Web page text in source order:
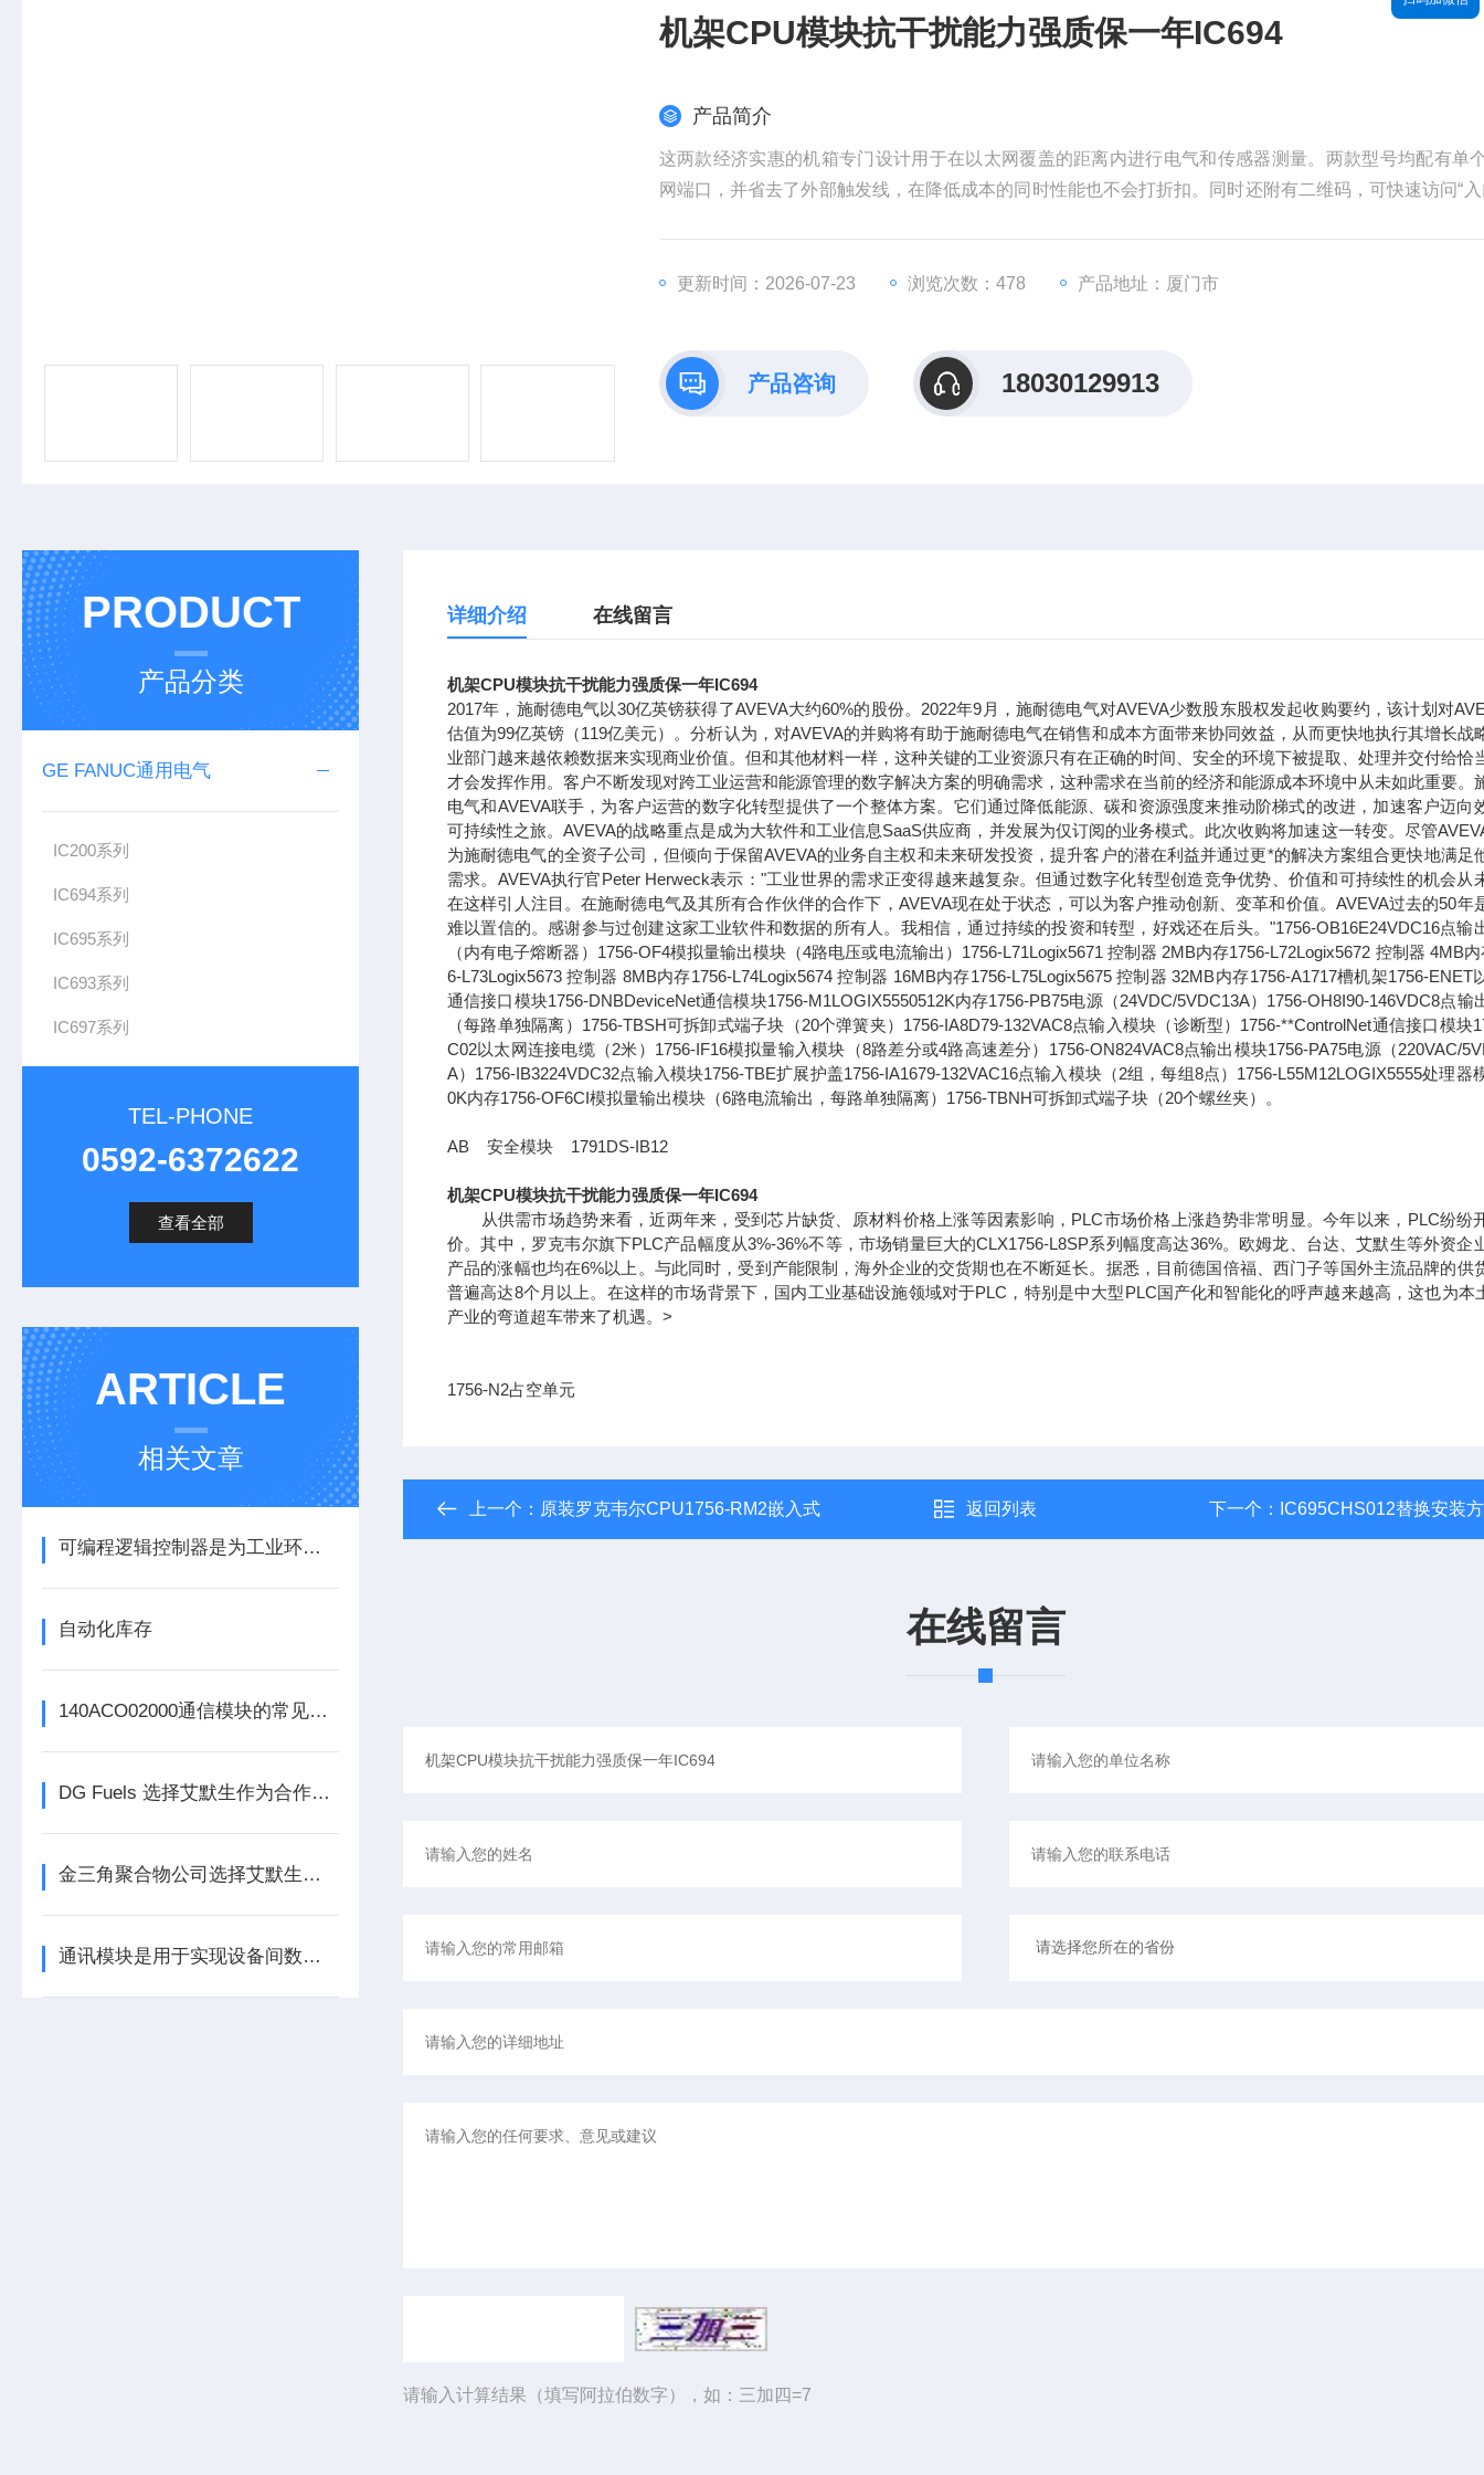
机架CPU模块抗干扰能力强质保一年IC694
产品简介
这两款经济实惠的机箱专门设计用于在以太网覆盖的距离内进行电气和传感器测量。两款型号均配有单
网端口，并省去了外部触发线，在降低成本的同时性能也不会打折扣。同时还附有二维码，可快速访问“
更新时间：2026-07-23
浏览次数：478 产品地址：厦门市
产品咨询 18030129913
PRODUCT
产品分类
GE FANUC通用电气
IC200系列
IC694系列
IC695系列
IC693系列
IC697系列
TEL-PHONE
0592-6372622
查看全部
ARTICLE
相关文章
可编程逻辑控制器是为工业环境设计的数字运算控制系统
自动化库存
140ACO02000通信模块的常见问题识别与应对方法分享
DG Fuels 选择艾默生作为合作伙伴，为可持续生物燃料的生产提供支持
金三角聚合物公司选择艾默生为其新建工厂提供设备数字自动化技术以及软件
通讯模块是用于实现设备间数据传输与通信的集成化硬件组件
详细介绍 在线留言
机架CPU模块抗干扰能力强质保一年IC694
2017年，施耐德电气以30亿英镑获得了AVEVA大约60%的股份。2022年9月，施耐德电气对AVEVA少数股东股权发起收购要约，该计划对
估值为99亿英镑（119亿美元）。分析认为，对AVEVA的并购将有助于施耐德电气在销售和成本方面带来协同效益，从而更快地执行其增长战
业部门越来越依赖数据来实现商业价值。但和其他材料一样，这种关键的工业资源只有在正确的时间、安全的环境下被提取、处理并交付给恰
才会发挥作用。客户不断发现对跨工业运营和能源管理的数字解决方案的明确需求，这种需求在当前的经济和能源成本环境中从未如此重要。
电气和AVEVA联手，为客户运营的数字化转型提供了一个整体方案。它们通过降低能源、碳和资源强度来推动阶梯式的改进，加速客户迈向
可持续性之旅。AVEVA的战略重点是成为大软件和工业信息SaaS供应商，并发展为仅订阅的业务模式。此次收购将加速这一转变。尽管
为施耐德电气的全资子公司，但倾向于保留AVEVA的业务自主权和未来研发投资，提升客户的潜在利益并通过更*的解决方案组合更快地满足
需求。AVEVA执行官Peter Herweck表示："工业世界的需求正变得越来越复杂。但通过数字化转型创造竞争优势、价值和可持续性的机会从
在这样引人注目。在施耐德电气及其所有合作伙伴的合作下，AVEVA现在处于状态，可以为客户推动创新、变革和价值。AVEVA过去的50年
难以置信的。感谢参与过创建这家工业软件和数据的所有人。我相信，通过持续的投资和转型，好戏还在后头。"1756-OB16E24VDC16点输
（内有电子熔断器）1756-OF4模拟量输出模块（4路电压或电流输出）1756-L71Logix5671 控制器 2MB内存1756-L72Logix5672 控制器 4MB
6-L73Logix5673 控制器 8MB内存1756-L74Logix5674 控制器 16MB内存1756-L75Logix5675 控制器 32MB内存1756-A1717槽机架1756-ENET
通信接口模块1756-DNBDeviceNet通信模块1756-M1LOGIX5550512K内存1756-PB75电源（24VDC/5VDC13A）1756-OH8I90-146VDC8点输
（每路单独隔离）1756-TBSH可拆卸式端子块（20个弹簧夹）1756-IA8D79-132VAC8点输入模块（诊断型）1756-**ControlNet通信接口模块
C02以太网连接电缆（2米）1756-IF16模拟量输入模块（8路差分或4路高速差分）1756-ON824VAC8点输出模块1756-PA75电源（220VAC/
A）1756-IB3224VDC32点输入模块1756-TBE扩展护盖1756-IA1679-132VAC16点输入模块（2组，每组8点）1756-L55M12LOGIX5555处理器
0K内存1756-OF6CI模拟量输出模块（6路电流输出，每路单独隔离）1756-TBNH可拆卸式端子块（20个螺丝夹）。
AB 安全模块 1791DS-IB12
机架CPU模块抗干扰能力强质保一年IC694
从供需市场趋势来看，近两年来，受到芯片缺货、原材料价格上涨等因素影响，PLC市场价格上涨趋势非常明显。今年以来，PLC纷纷
价。其中，罗克韦尔旗下PLC产品幅度从3%-36%不等，市场销量巨大的CLX1756-L8SP系列幅度高达36%。欧姆龙、台达、艾默生等外资企
产品的涨幅也均在6%以上。与此同时，受到产能限制，海外企业的交货期也在不断延长。据悉，目前德国倍福、西门子等国外主流品牌的供
普遍高达8个月以上。在这样的市场背景下，国内工业基础设施领域对于PLC，特别是中大型PLC国产化和智能化的呼声越来越高，这也为本
产业的弯道超车带来了机遇。>
1756-N2占空单元
上一个： 原装罗克韦尔CPU1756-RM2嵌入式 返回列表 下一个： IC695CHS012替换安装
在线留言
请输入计算结果（填写阿拉伯数字），如：三加四=7